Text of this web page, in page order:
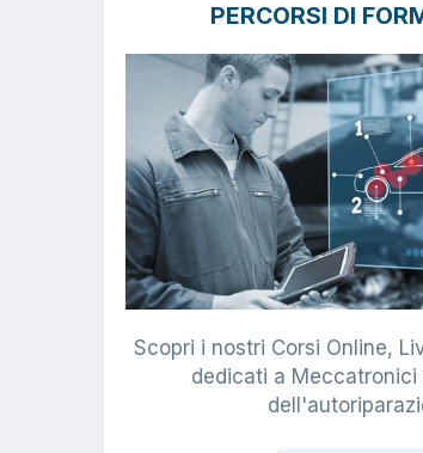
PERCORSI DI
Scopri i nostri Corsi Online,
dedicati a Meccatronici